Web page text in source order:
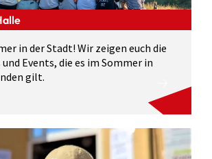
in der Stadt! Wir zeigen euch die
Events, die es im Sommer in
gilt.